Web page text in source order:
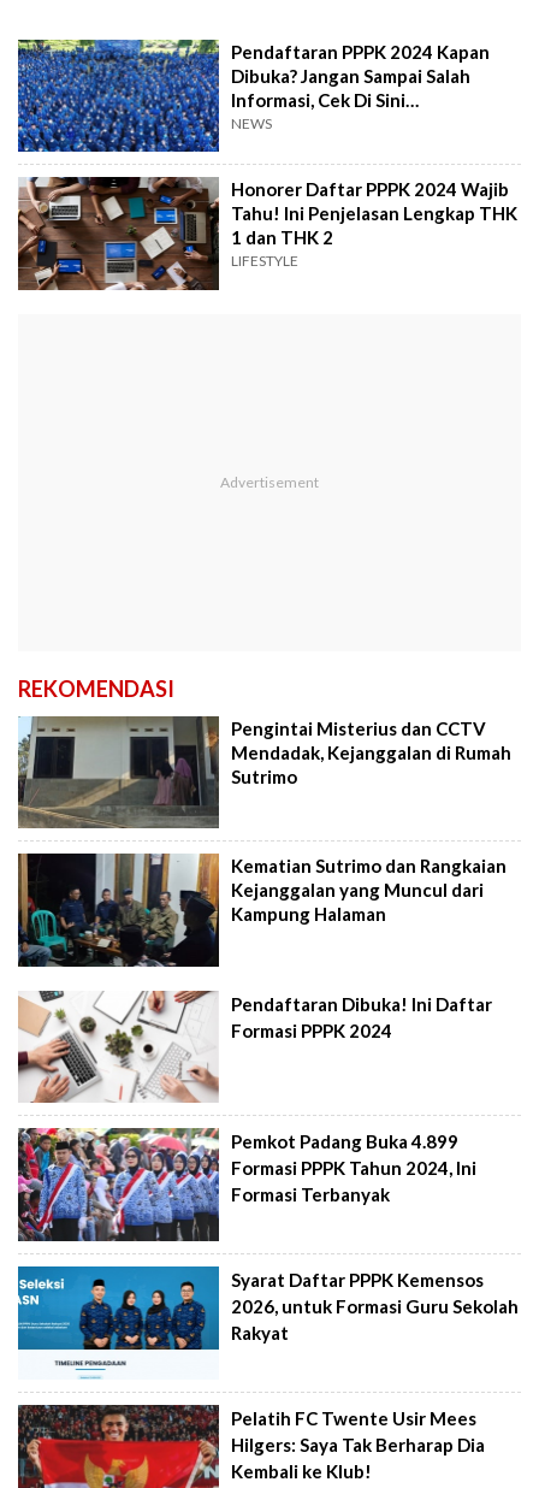
Pendaftaran PPPK 2024 Kapan
Dibuka? Jangan Sampai Salah
Informasi, Cek Di Sini
Selengkapnya!
NEWS
Honorer Daftar PPPK 2024 Wajib
Tahu! Ini Penjelasan Lengkap THK
1 dan THK 2
LIFESTYLE
REKOMENDASI
Pengintai Misterius dan CCTV
Mendadak, Kejanggalan di Rumah
Sutrimo
Kematian Sutrimo dan Rangkaian
Kejanggalan yang Muncul dari
Kampung Halaman
Pendaftaran Dibuka! Ini Daftar
Formasi PPPK 2024
Pemkot Padang Buka 4.899
Formasi PPPK Tahun 2024, Ini
Formasi Terbanyak
Syarat Daftar PPPK Kemensos
2026, untuk Formasi Guru Sekolah
Rakyat
Pelatih FC Twente Usir Mees
Hilgers: Saya Tak Berharap Dia
Kembali ke Klub!